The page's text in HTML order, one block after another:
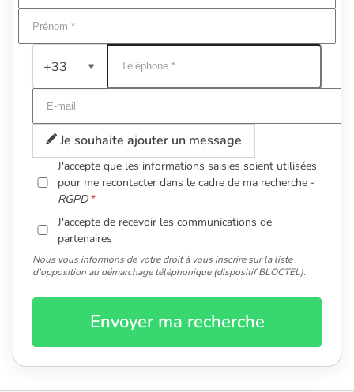
+33
Je souhaite ajouter un message
J'accepte que les informations saisies soient utilisées
pour me recontacter dans le cadre de ma recherche -
RGPD
J'accepte de recevoir les communications de
partenaires
Nous vous informons de votre droit à vous inscrire sur la liste
d'opposition au démarchage téléphonique (dispositif BLOCTEL).
Envoyer ma recherche